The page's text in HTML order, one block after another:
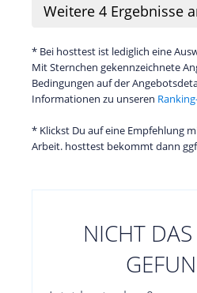
Weitere 4 Ergebnisse
* Bei hosttest ist lediglich eine
Mit Sternchen gekennzeichnete
Bedingungen auf der
Informationen zu unseren
* Klickst Du auf eine Empfehlung
Arbeit. hosttest bekommt dann
NICHT